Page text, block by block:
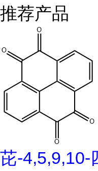
推荐产品
芘-4,5,9,10-